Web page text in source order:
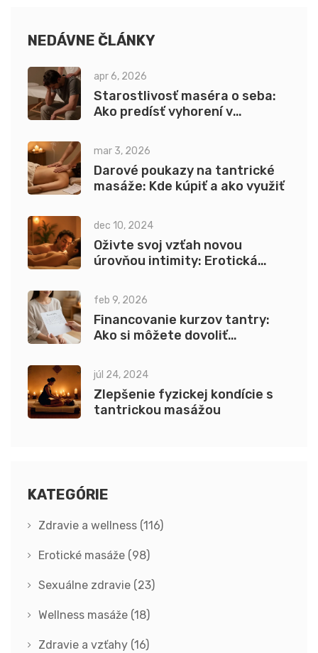
NEDÁVNE ČLÁNKY
apr 6, 2026
Starostlivosť maséra o seba:
Ako predísť vyhorení v
mar 3, 2026
Darové poukazy na tantrické
masáže: Kde kúpiť a ako využiť
dec 10, 2024
Oživte svoj vzťah novou
úrovňou intimity: Erotická
feb 9, 2026
Financovanie kurzov tantry:
Ako si môžete dovoliť
zmeniť rozpočet
júl 24, 2024
Zlepšenie fyzickej kondície s
tantrickou masážou
KATEGÓRIE
Zdravie a wellness (116)
Erotické masáže (98)
Sexuálne zdravie (23)
Wellness masáže (18)
Zdravie a vzťahy (16)